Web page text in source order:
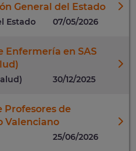
General del Estado
Estado 07/05/2026
Enfermería en SAS
30/12/2025
Profesores de
Valenciano
25/06/2026